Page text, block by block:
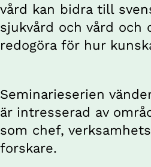
vård kan bidra till
sjukvård och vård och
redogöra för hur
Seminarieserien
är intresserad av
som chef,
forskare.